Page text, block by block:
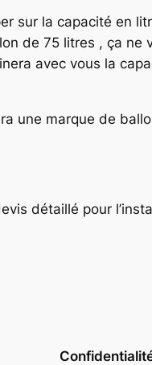
sur la capacité en
de 75 litres , ça ne
avec vous la
une marque de
détaillé pour